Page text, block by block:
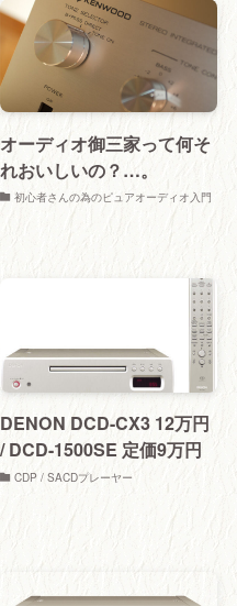
オーディオ御三家って何そ
れおいしいの？…。
初心者さんの為のピュアオーディオ入門
DENON DCD-CX3 12万円
/ DCD-1500SE 定価9万円
CDP / SACDプレーヤー